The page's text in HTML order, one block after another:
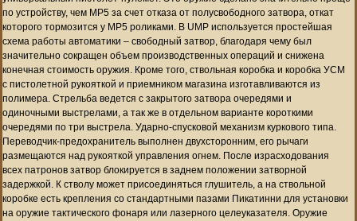
по устройству, чем MP5 за счет отказа от полусвободного затвора, откат
которого тормозится у MP5 роликами. В UMP используется простейшая
схема работы автоматики – свободный затвор, благодаря чему был
значительно сокращен объем производственных операций и снижена
конечная стоимость оружия. Кроме того, ствольная коробка и коробка УСМ
с пистолетной рукояткой и приемником магазина изготавливаются из
полимера. Стрельба ведется с закрытого затвора очередями и
одиночными выстрелами, а так же в отдельном варианте короткими
очередями по три выстрела. Ударно-спусковой механизм куркового типа.
Переводчик-предохранитель выполнен двухсторонним, его рычаги
размещаются над рукояткой управления огнем. После израсходования
всех патронов затвор блокируется в заднем положении затворной
задержкой. К стволу может присоединяться глушитель, а на ствольной
коробке есть крепления со стандартными пазами Пикатинни для установки
на оружие тактического фонаря или лазерного целеуказателя. Оружие